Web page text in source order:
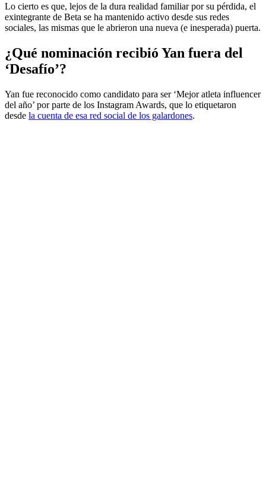
Lo cierto es que, lejos de la dura realidad familiar por su pérdida, el
exintegrante de Beta se ha mantenido activo desde sus redes
sociales, las mismas que le abrieron una nueva (e inesperada) puerta.
¿Qué nominación recibió Yan fuera del
‘Desafío’?
Yan fue reconocido como candidato para ser ‘Mejor atleta influencer
del año’ por parte de los Instagram Awards, que lo etiquetaron
desde la cuenta de esa red social de los galardones.